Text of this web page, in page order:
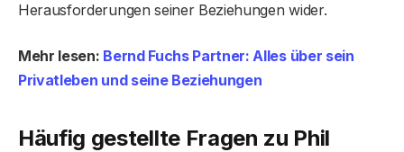
Herausforderungen seiner Beziehungen wider.
Mehr lesen: Bernd Fuchs Partner: Alles über sein
Privatleben und seine Beziehungen
Häufig gestellte Fragen zu Phil